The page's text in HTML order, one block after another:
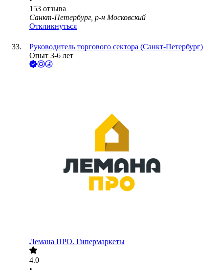
153 отзыва
Санкт-Петербург, р-н Московский
Откликнуться
Руководитель торгового сектора (Санкт-Петербург)
Опыт 3-6 лет
Лемана ПРО. Гипермаркеты
4.0
•